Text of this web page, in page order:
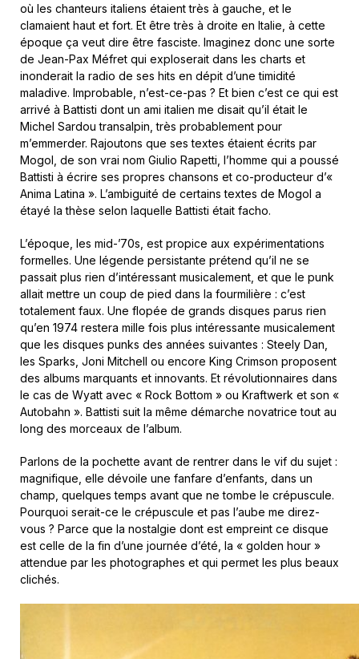
où les chanteurs italiens étaient très à gauche, et le
clamaient haut et fort. Et être très à droite en Italie, à cette
époque ça veut dire être fasciste. Imaginez donc une sorte
de Jean-Pax Méfret qui exploserait dans les charts et
inonderait la radio de ses hits en dépit d’une timidité
maladive. Improbable, n’est-ce-pas ? Et bien c’est ce qui est
arrivé à Battisti dont un ami italien me disait qu’il était le
Michel Sardou transalpin, très probablement pour
m’emmerder. Rajoutons que ses textes étaient écrits par
Mogol, de son vrai nom Giulio Rapetti, l’homme qui a poussé
Battisti à écrire ses propres chansons et co-producteur d’«
Anima Latina ». L’ambiguité de certains textes de Mogol a
étayé la thèse selon laquelle Battisti était facho.
L’époque, les mid-’70s, est propice aux expérimentations
formelles. Une légende persistante prétend qu’il ne se
passait plus rien d’intéressant musicalement, et que le punk
allait mettre un coup de pied dans la fourmilière : c’est
totalement faux. Une flopée de grands disques parus rien
qu’en 1974 restera mille fois plus intéressante musicalement
que les disques punks des années suivantes : Steely Dan,
les Sparks, Joni Mitchell ou encore King Crimson proposent
des albums marquants et innovants. Et révolutionnaires dans
le cas de Wyatt avec « Rock Bottom » ou Kraftwerk et son «
Autobahn ». Battisti suit la même démarche novatrice tout au
long des morceaux de l’album.
Parlons de la pochette avant de rentrer dans le vif du sujet :
magnifique, elle dévoile une fanfare d’enfants, dans un
champ, quelques temps avant que ne tombe le crépuscule.
Pourquoi serait-ce le crépuscule et pas l’aube me direz-
vous ? Parce que la nostalgie dont est empreint ce disque
est celle de la fin d’une journée d’été, la « golden hour »
attendue par les photographes et qui permet les plus beaux
clichés.